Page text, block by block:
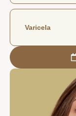
Varicela